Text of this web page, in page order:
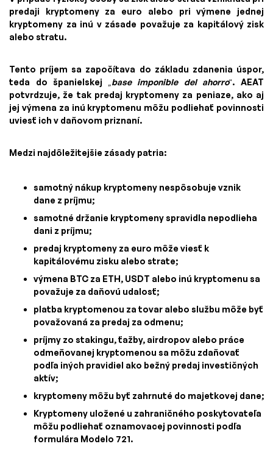
predaji kryptomeny za euro alebo pri výmene jednej
kryptomeny za inú v zásade považuje za kapitálový zisk
alebo stratu.
Tento príjem sa započítava do základu zdanenia úspor,
teda do španielskej
„base imponible del ahorro“. AEAT
potvrdzuje, že tak predaj kryptomeny za peniaze, ako aj
jej výmena za inú kryptomenu môžu podliehať povinnosti
uviesť ich v daňovom priznaní.
Medzi najdôležitejšie zásady patria:
samotný nákup kryptomeny nespôsobuje vznik
dane z príjmu;
samotné držanie kryptomeny spravidla nepodlieha
dani z príjmu;
predaj kryptomeny za euro môže viesť k
kapitálovému zisku alebo strate;
výmena BTC za ETH, USDT alebo inú kryptomenu sa
považuje za daňovú udalosť;
platba kryptomenou za tovar alebo službu môže byť
považovaná za predaj za odmenu;
príjmy zo stakingu, ťažby, airdropov alebo práce
odmeňovanej kryptomenou sa môžu zdaňovať
podľa iných pravidiel ako bežný predaj investičných
aktív;
kryptomeny môžu byť zahrnuté do majetkovej dane;
Kryptomeny uložené u zahraničného poskytovateľa
môžu podliehať oznamovacej povinnosti podľa
formulára Modelo 721.